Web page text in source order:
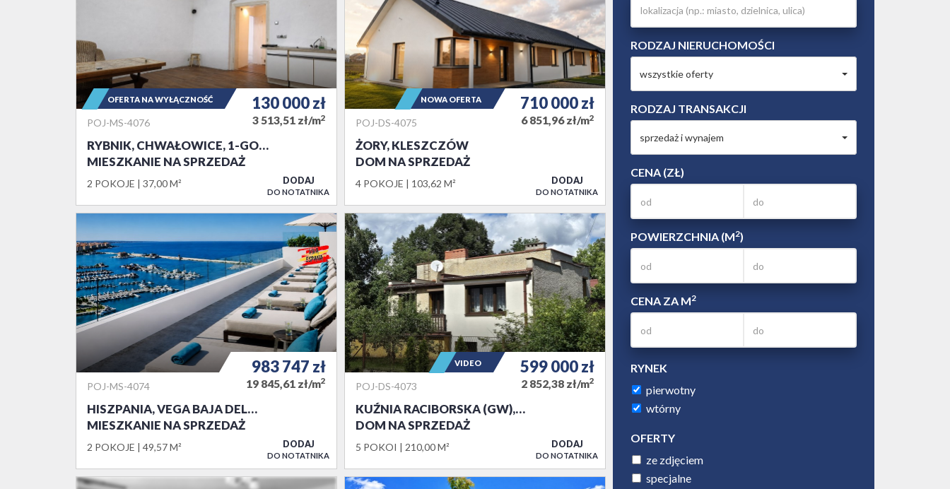
RODZAJ NIERUCHOMOŚCI
wszystkie oferty
RODZAJ TRANSAKCJI
sprzedaż i wynajem
CENA (ZŁ)
POWIERZCHNIA (M2)
CENA ZA M2
RYNEK
pierwotny
wtórny
OFERTY
ze zdjęciem
specjalne
POJ-MS-4076
RYBNIK, CHWAŁOWICE, 1-GO…
MIESZKANIE NA SPRZEDAŻ
2 POKOJE 37,00 M²
130 000zł
3 513,51 zł/m2
OFERTA NA WYŁĄCZNOŚĆ
DODAJ
DO NOTATNIKA
POJ-DS-4075
ŻORY, KLESZCZÓW
DOM NA SPRZEDAŻ
4 POKOJE 103,62 M²
710 000zł
6 851,96 zł/m2
NOWA OFERTA
DODAJ
DO NOTATNIKA
POJ-MS-4074
HISZPANIA, VEGA BAJA DEL…
MIESZKANIE NA SPRZEDAŻ
2 POKOJE 49,57 M²
983 747 zł
19 845,61 zł/m2
DODAJ
DO NOTATNIKA
POJ-DS-4073
KUŹNIA RACIBORSKA (GW),…
DOM NA SPRZEDAŻ
5 POKOI 210,00 M²
599 000zł
2 852,38 zł/m2
VIDEO
DODAJ
DO NOTATNIKA